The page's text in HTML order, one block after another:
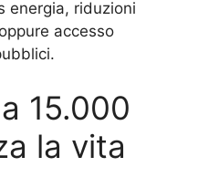
energia, riduzioni
accesso
a 15.000
la vita